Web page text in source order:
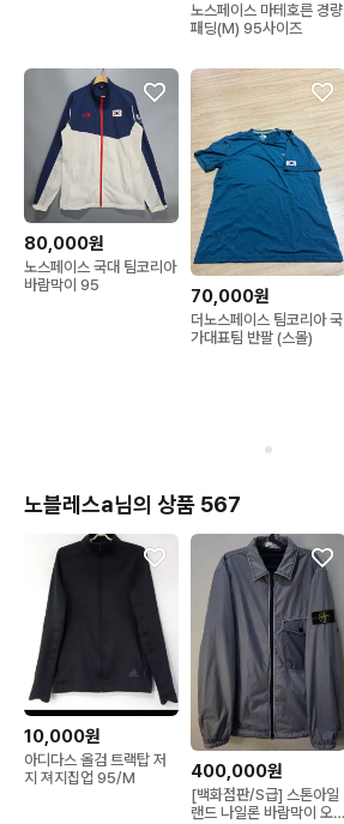
노스페이스 마테호른 경량
패딩(M) 95사이즈
80,000원
노스페이스 국대 팀코리아
바람막이 95
70,000원
더노스페이스 팀코리아 국
가대표팀 반팔 (스몰)
노블레스a님의 상품 567
10,000원
아디다스 올검 트랙탑 저
지 져지집업 95/M
400,000원
[백화점판/S급] 스톤아일
랜드 나일론 바람막이 오